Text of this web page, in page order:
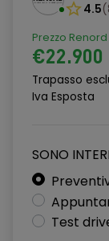
Cerchi in lega da
Chiusura
Cinghie
Console
Controllo
Copertura del
4.5(
Prezzo Renord
€22.900
Trapasso
Iva Esposta
SONO
Test